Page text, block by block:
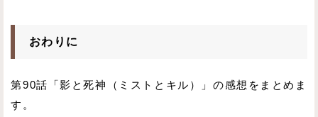
おわりに
第90話「影と死神（ミストとキル）」の感想をまとめま
す。